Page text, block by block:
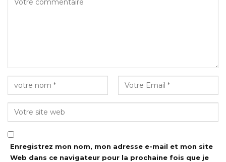
Enregistrez mon nom, mon adresse e-mail et mon site
Web dans ce navigateur pour la prochaine fois que je